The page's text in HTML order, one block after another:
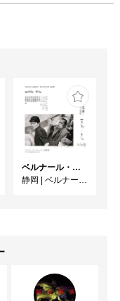
ベルナール・ビュフェと写真 ーカメラがとらえたビュフェとその時代、そして21 世紀へ
静岡 | ベルナール・ビュフェ美術館